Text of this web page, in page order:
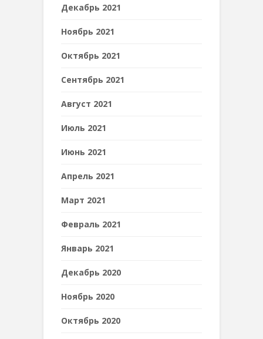
Декабрь 2021
Ноябрь 2021
Октябрь 2021
Сентябрь 2021
Август 2021
Июль 2021
Июнь 2021
Апрель 2021
Март 2021
Февраль 2021
Январь 2021
Декабрь 2020
Ноябрь 2020
Октябрь 2020